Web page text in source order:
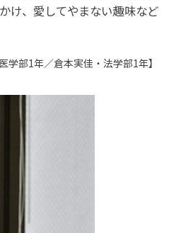
け、愛してやまない趣味など
学部1年／倉本実佳・法学部1年】